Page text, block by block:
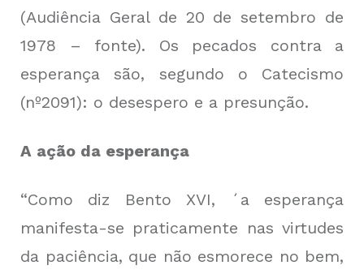
(Audiência Geral de 20 de setembro de
1978 – fonte). Os pecados contra a
esperança são, segundo o Catecismo
(nº2091): o desespero e a presunção.
A ação da esperança
“Como diz Bento XVI, ´a esperança
manifesta-se praticamente nas virtudes
da paciência, que não esmorece no bem,